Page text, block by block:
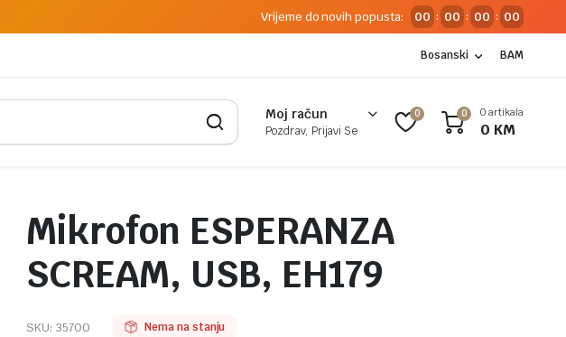
Vrijeme do novih popusta: 00 : 00 : 00 : 00
Bosanski BAM
Moj račun
Pozdrav, Prijavi Se
0 0 0 artikala
0 KM
Mikrofon ESPERANZA
SCREAM, USB, EH179
SKU: 35700 Nema na stanju